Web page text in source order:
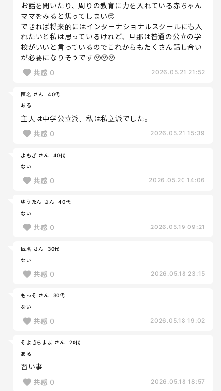
お話を聞いたり、周りの教育に力を入れている赤ちゃん
ママをみると焦ってしまい🥺
できれば将来的にはインターナショナルスクールにも入
れたいと私は思っているけれど、旦那は普通の公立の学
校がいいと言っているのでこれからもたくさん話し合い
が必要になりそうです🥹🥹🥹
共感 0 2026.05.21 21:52
匿名 さん
40代
ある
主人は中学公立派、私は私立派でした。
共感 0 2026.05.21 15:39
よもぎ さん
40代
ない
共感 0 2026.05.20 14:06
ゆうたん さん
40代
ない
共感 0 2026.05.19 09:21
匿名 さん
30代
ない
共感 0 2026.05.18 23:15
もっそ さん
30代
ない
共感 0 2026.05.18 19:02
そよきちまま さん
20代
ある
習い事
共感 0 2026.05.18 18:57